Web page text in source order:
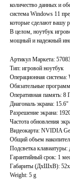
количество данных и
система Windows 11
которые сделают вашу
В целом, ноутбук
мощный и надежный
Артикул Маркета:
Тип: игровой ноутбук
Операционная система:
Обязательные
Оперативная память: 8
Диагональ экрана: 15.6"
Разрешение экрана:
Частота обновления
Видеокарта: NVIDIA
Общий объем
Подсветка клавиатуры:
Гарантийный срок: 1
Габариты (ДхШхВ):
Weight: 5 g
ИП Хайруллин Ильдар
ОГРНИП
Главная
Акции
Контакты
Преимущества
Отзывы